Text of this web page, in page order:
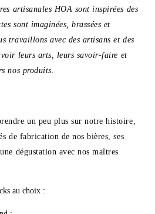
artisanales HOA sont inspirées des
sont imaginées, brassées et
travaillons avec des artisans et des
leurs arts, leurs savoir-faire et
nos produits.
un peu plus sur notre histoire,
de fabrication de nos bières, ses
dégustation avec nos maîtres
au choix :